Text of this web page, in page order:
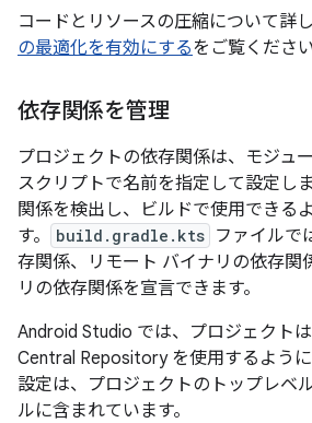
コードとリソースの圧縮について詳し
の最適化を有効にするをご覧ください
依存関係を管理
プロジェクトの依存関係は、モジュ
スクリプトで名前を指定して設定し
関係を検出し、ビルドで使用できる
す。
build.gradle.kts ファイルで
存関係、リモート バイナリの依存関
リの依存関係を宣言できます。
Android Studio では、プロジェクト
Central Repository を使用するよう
設定は、プロジェクトのトップレベ
ルに含まれています。